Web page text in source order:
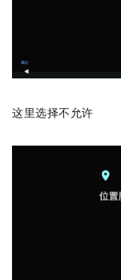
这里选择不允许